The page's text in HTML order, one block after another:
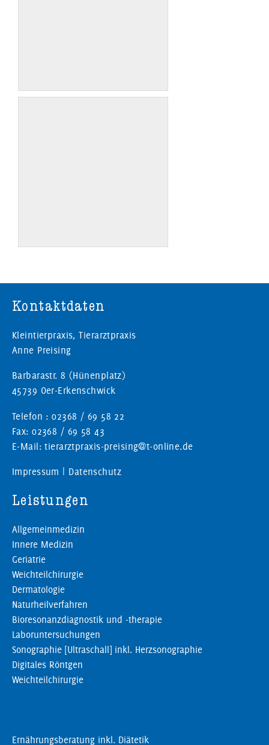
Kontaktdaten
Kleintierpraxis, Tierarztpraxis
Anne Preising
Barbarastr. 8 (Hünenplatz)
45739 Oer-Erkenschwick
Telefon : 02368 / 69 58 22
Fax: 02368 / 69 58 43
E-Mail: tierarztpraxis-preising@t-online.de
Impressum | Datenschutz
Leistungen
Allgemeinmedizin
Innere Medizin
Geriatrie
Weichteilchirurgie
Dermatologie
Naturheilverfahren
Bioresonanzdiagnostik und -therapie
Laboruntersuchungen
Sonographie [Ultraschall] inkl. Herzsonographie
Digitales Röntgen
Weichteilchirurgie
Ernährungsberatung inkl. Diätetik